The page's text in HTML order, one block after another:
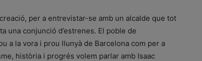
per a entrevistar-se amb un alcalde que tot
una conjunció d’estrenes. El poble de
a la vora i prou llunyà de Barcelona com per a
història i progrés volem parlar amb Isaac